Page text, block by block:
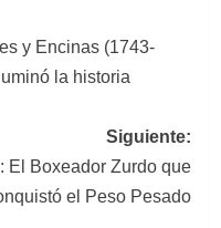
y Encinas (1743-
la historia
Siguiente:
El Boxeador Zurdo que
el Peso Pesado